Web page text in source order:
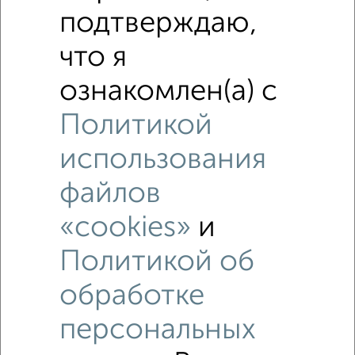
Рядом, с меньшей ценой
Недалеко от Московская 88 с ценой ниже
подтверждаю,
что я
ознакомлен(а) с
Политикой
использования
файлов
«cookies» и
Политикой об
обработке
персональных